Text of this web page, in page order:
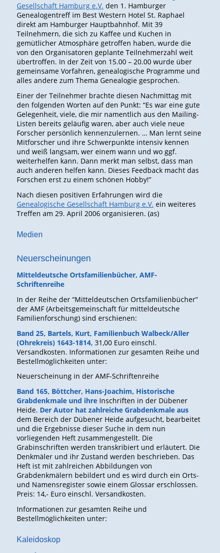
Gesellschaft Hamburg e.V. den 1. Hamburger
Genealogentreff im Best Western Hotel St. Raphael
direkt am Hamburger Hauptbahnhof. Mit 39
Teilnehmern, die sich zu Kaffee und Kuchen in
gemütlicher Atmosphäre getroffen haben, wurde die
von den Organisatoren geplante Teilnehmerzahl weit
übertroffen. In der Zeit von 15.00 – 20.00 wurde über
gemeinsame Vorfahren, genealogische Programme und
alles andere zum Thema Genealogie gesprochen.
Einer der Teilnehmer brachte diesen Nachmittag mit
den folgenden Worten auf den Punkt: “Es war eine gute
Gelegenheit, viele, die mir namentlich aus den Mailing-
Listen bereits geläufig waren, aber auch viele neue
Forscher persönlich kennenzulernen. … Man lernt seine
Mitforscher und ihre Schwerpunkte intensiv kennen
und weiß langsam, wer einem wann und wo ggf.
weiterhelfen kann. Dann merkt man selbst, dass man
auch anderen helfen kann. Dieses Feedback macht das
Forschen erst zu einem schönen Hobby!”
Nach diesen positiven Erfahrungen wird die
Genealogische Gesellschaft Hamburg e.V. ein weiteres
Treffen am 29. April 2006 organisieren. (as)
Medien
Neuerscheinungen
Mitteldeutsche Ortsfamilienbücher, AMF-
Schriftenreihe
In der Reihe der “Mitteldeutschen Ortsfamilienbücher”
der AMF (Arbeitsgemeinschaft für mitteldeutsche
Familienforschung) sind erschienen:
Band 25, Bartels, Kurt, Familienbuch Walbeck/Aller
(Ohrekreis) 1643-1814, 31,00 Euro einschl.
Versandkosten. Informationen zur gesamten Reihe und
Bestellmöglichkeiten unter:
Neuerscheinung in der AMF-Schriftenreihe
Band 165, Böttcher, Hans-Joachim, Historische
Grabdenkmale und ihre Inschriften in der Dübener
Heide. Der Autor hat zahlreiche Grabdenkmale aus
dem Bereich der Dübener Heide aufgesucht, bearbeitet
und die Ergebnisse dieser Suche in dem nun
vorliegenden Heft zusammengestellt. Die
Grabinschriften werden transkribiert und erläutert. Die
Denkmäler und ihr Zustand werden beschrieben. Das
Heft ist mit zahlreichen Abbildungen von
Grabdenkmälern bebildert und es wird durch ein Orts-
und Namensregister sowie einem Glossar erschlossen.
Preis: 14,- Euro einschl. Versandkosten.
Informationen zur gesamten Reihe und
Bestellmöglichkeiten unter:
Kaleidoskop